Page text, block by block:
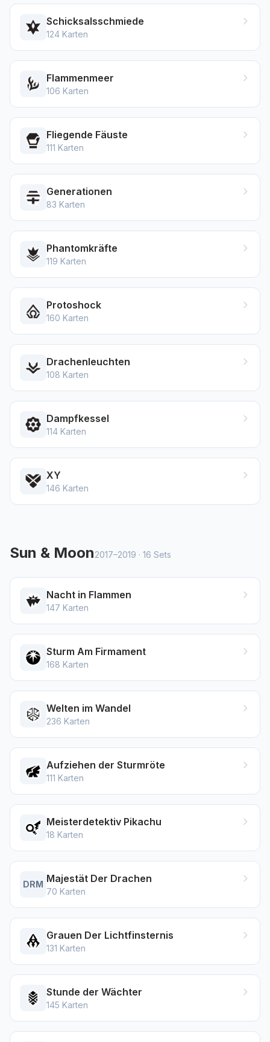
Schicksalsschmiede
124 Karten
Flammenmeer
106 Karten
Fliegende Fäuste
111 Karten
Generationen
83 Karten
Phantomkräfte
119 Karten
Protoshock
160 Karten
Drachenleuchten
108 Karten
Dampfkessel
114 Karten
XY
146 Karten
Sun & Moon2017–2019 · 16 Sets
Nacht in Flammen
147 Karten
Sturm Am Firmament
168 Karten
Welten im Wandel
236 Karten
Aufziehen der Sturmröte
111 Karten
Meisterdetektiv Pikachu
18 Karten
DRM Majestät Der Drachen
70 Karten
Grauen Der Lichtfinsternis
131 Karten
Stunde der Wächter
145 Karten